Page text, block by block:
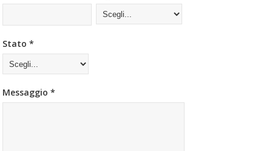
Stato *
Messaggio *